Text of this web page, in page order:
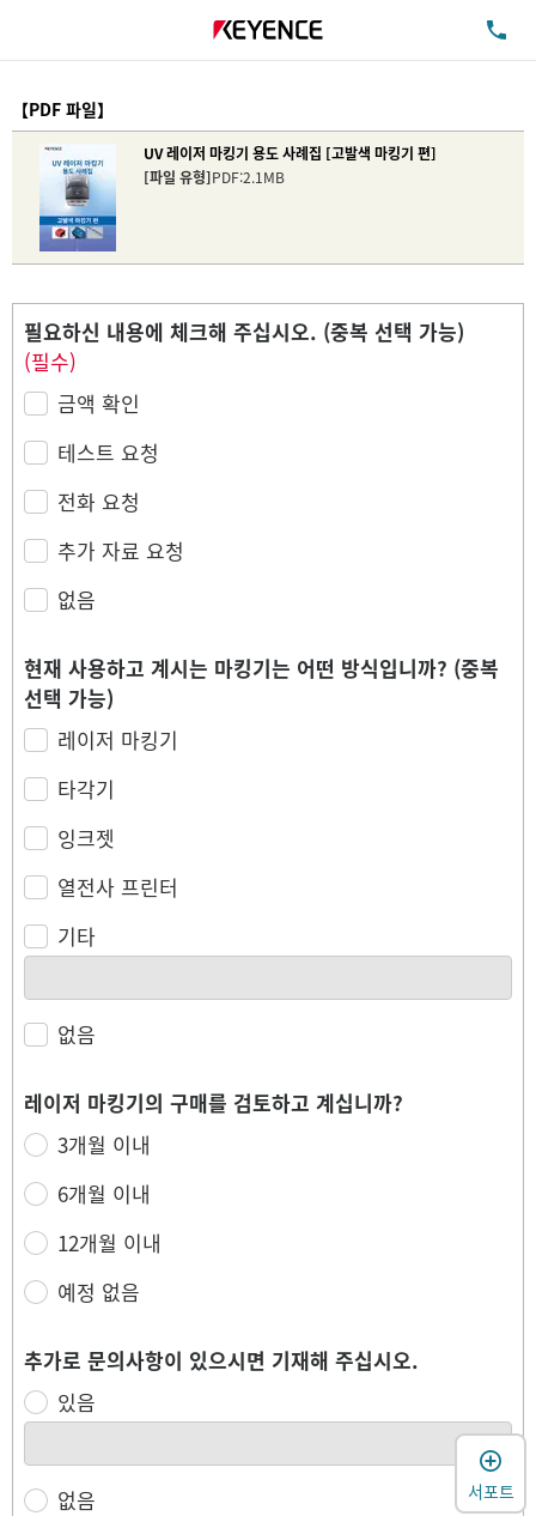
【PDF 파일】
UV 레이저 마킹기 용도 사례집 [고발색 마킹기 편]
[파일 유형]PDF:2.1MB
필요하신 내용에 체크해 주십시오. (중복 선택 가능)
(필수)
금액 확인
테스트 요청
전화 요청
추가 자료 요청
없음
현재 사용하고 계시는 마킹기는 어떤 방식입니까? (중복
선택 가능)
레이저 마킹기
타각기
잉크젯
열전사 프린터
기타
없음
레이저 마킹기의 구매를 검토하고 계십니까?
3개월 이내
6개월 이내
12개월 이내
예정 없음
추가로 문의사항이 있으시면 기재해 주십시오.
있음
없음
서포트